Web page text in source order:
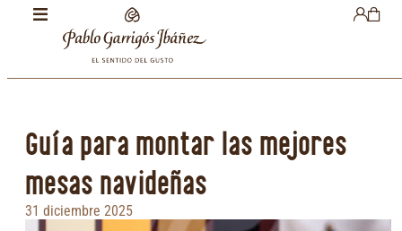
Guía para montar las mejores
mesas navideñas
31 diciembre 2025